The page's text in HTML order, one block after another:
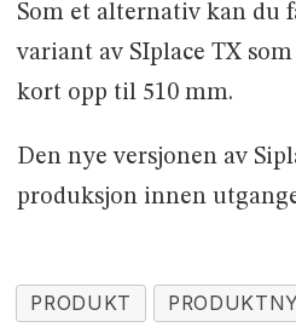
Som et alternativ kan du
variant av SIplace TX
kort opp til 510 mm.
Den nye versjonen av
produksjon innen
PRODUKT